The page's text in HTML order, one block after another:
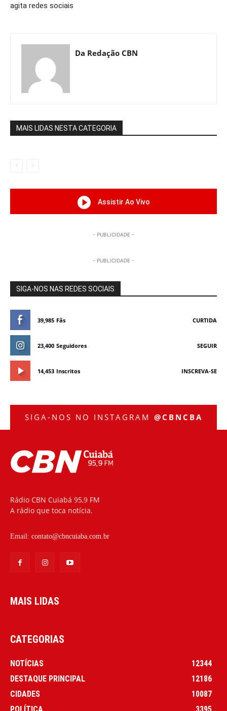
agita redes sociais
Da Redação CBN
MAIS LIDAS NESTA CATEGORIA
Assistir Ao Vivo
- PUBLICIDADE -
- PUBLICIDADE -
SIGA-NOS NAS REDES SOCIAIS
39,985 Fãs CURTIDA
23,400 Seguidores SEGUIR
14,453 Inscritos INSCREVA-SE
SIGA-NOS NO INSTAGRAM @CBNCBA
Rádio CBN Cuiabá 95,9 FM
A rádio que toca notícia.
Email: contato@cbncuiaba.com.br
MAIS LIDAS
CATEGORIAS
NOTÍCIAS
12344
DESTAQUE PRINCIPAL
12186
CIDADES
10087